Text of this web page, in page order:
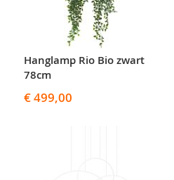
Hanglamp Rio Bio zwart
78cm
€ 499,00